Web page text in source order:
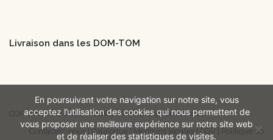
Livraison dans les DOM-TOM
COPYRIGHT © 2026 MOBICOIFF | Conception iOnweb
Contactez-nous| Catalogue |Mentions légales| CGV Politique de
En poursuivant votre navigation sur notre site, vous
acceptez l’utilisation des cookies qui nous permettent de
vous proposer une meilleure expérience sur notre site web
et de réaliser des statistiques de visites.